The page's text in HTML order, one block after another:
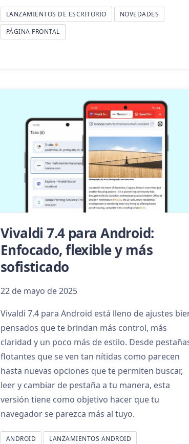
LANZAMIENTOS DE ESCRITORIO
NOVEDADES
PÁGINA FRONTAL
Vivaldi 7.4 para Android:
Enfocado, flexible y más
sofisticado
22 de mayo de 2025
Vivaldi 7.4 para Android está lleno de ajustes
pensados que te brindan más control, más
claridad y un poco más de estilo. Desde
flotantes que se ven tan nítidas como parecen
hasta nuevas opciones que te permiten buscar,
leer y cambiar de pestaña a tu manera, esta
versión tiene como objetivo hacer que tu
navegador se parezca más al tuyo.
ANDROID
LANZAMIENTOS ANDROID